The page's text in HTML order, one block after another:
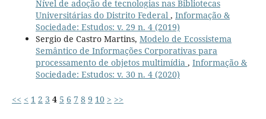
Nível de adoção de tecnologias nas Bibliotecas
Universitárias do Distrito Federal , Informação &
Sociedade: Estudos: v. 29 n. 4 (2019)
Sergio de Castro Martins, Modelo de Ecossistema
Semântico de Informações Corporativas para
processamento de objetos multimídia , Informação &
Sociedade: Estudos: v. 30 n. 4 (2020)
<< < 1 2 3 4 5 6 7 8 9 10 > >>